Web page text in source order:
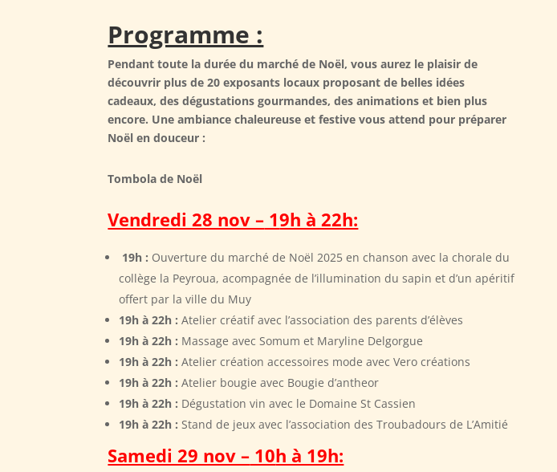
Programme :
Pendant toute la durée du marché de Noël, vous aurez le plaisir de
découvrir plus de 20 exposants locaux proposant de belles idées
cadeaux, des dégustations gourmandes, des animations et bien plus
encore. Une ambiance chaleureuse et festive vous attend pour préparer
Noël en douceur :
Tombola de Noël
Vendredi 28 nov – 19h à 22h:
19h : Ouverture du marché de Noël 2025 en chanson avec la chorale du
collège la Peyroua, acompagnée de l’illumination du sapin et d’un apéritif
offert par la ville du Muy
19h à 22h : Atelier créatif avec l’association des parents d’élèves
19h à 22h : Massage avec Somum et Maryline Delgorgue
19h à 22h : Atelier création accessoires mode avec Vero créations
19h à 22h : Atelier bougie avec Bougie d’antheor
19h à 22h : Dégustation vin avec le Domaine St Cassien
19h à 22h : Stand de jeux avec l’association des Troubadours de L’Amitié
Samedi 29 nov – 10h à 19h: